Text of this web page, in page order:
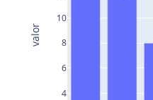
4
6
8
10
valor